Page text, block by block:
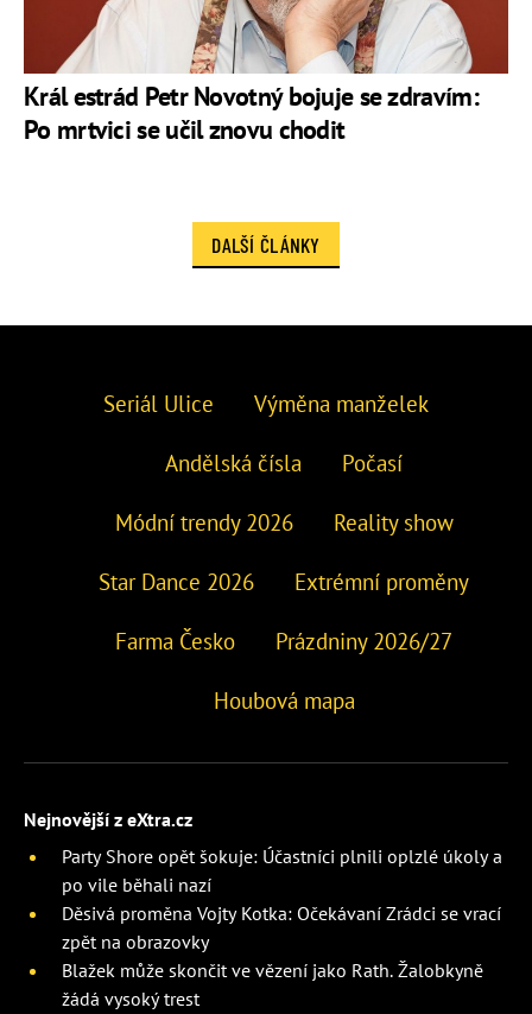
Král estrád Petr Novotný bojuje se zdravím:
Po mrtvici se učil znovu chodit
DALŠÍ ČLÁNKY
Seriál Ulice Výměna manželek
Andělská čísla Počasí
Módní trendy 2026 Reality show
Star Dance 2026 Extrémní proměny
Farma Česko Prázdniny 2026/27
Houbová mapa
Nejnovější z eXtra.cz
Party Shore opět šokuje: Účastníci plnili oplzlé úkoly a
po vile běhali nazí
Děsivá proměna Vojty Kotka: Očekávaní Zrádci se vrací
zpět na obrazovky
Blažek může skončit ve vězení jako Rath. Žalobkyně
žádá vysoký trest